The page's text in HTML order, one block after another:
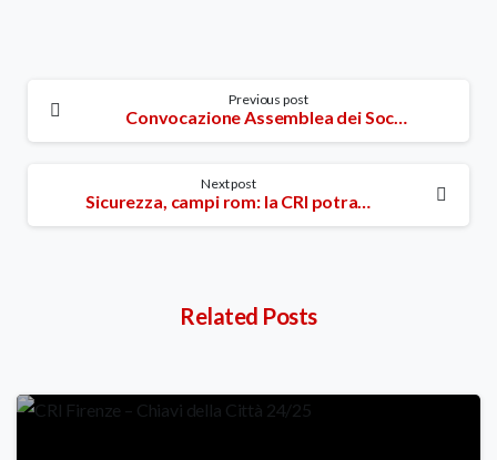
Reading
Previous post
Convocazione Assemblea dei Soci GIOVEDI 12 GIUGNO ORE 21.00
Next post
Sicurezza, campi rom: la CRI potra’ essere impegnata per profili umanitari ed assistenziali.
Related Posts